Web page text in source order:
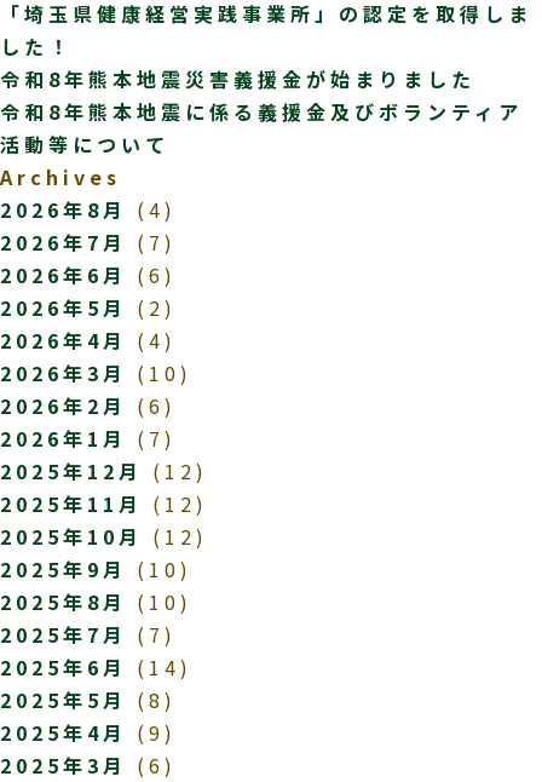
「埼玉県健康経営実践事業所」の認定を取得しま
した！
令和8年熊本地震災害義援金が始まりました
令和8年熊本地震に係る義援金及びボランティア
活動等について
Archives
2026年8月
(4)
2026年7月
(7)
2026年6月
(6)
2026年5月
(2)
2026年4月
(4)
2026年3月
(10)
2026年2月
(6)
2026年1月
(7)
2025年12月
(12)
2025年11月
(12)
2025年10月
(12)
2025年9月
(10)
2025年8月
(10)
2025年7月
(7)
2025年6月
(14)
2025年5月
(8)
2025年4月
(9)
2025年3月
(6)